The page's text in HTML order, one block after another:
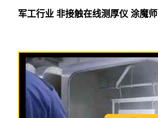
军工行业 非接触在线测厚仪 涂魔师